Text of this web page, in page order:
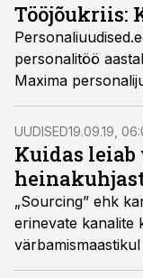
Tööjõukriis:
personalitöö
Maxima
personalidirektor
Relika Rohtoja
Aet Urvast, mida
Tööjõukriisi
personalijuht.
UUDISED19.09.19,
Kuidas leiab
„Sourcing” ehk
erinevate kanalite
töövahend